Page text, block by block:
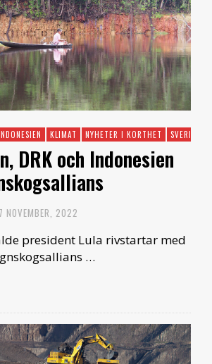
KLIMAT NYHETER I KORTHET SVERIGE
och Indonesien
7 NOVEMBER, 2022
president Lula rivstartar med
…